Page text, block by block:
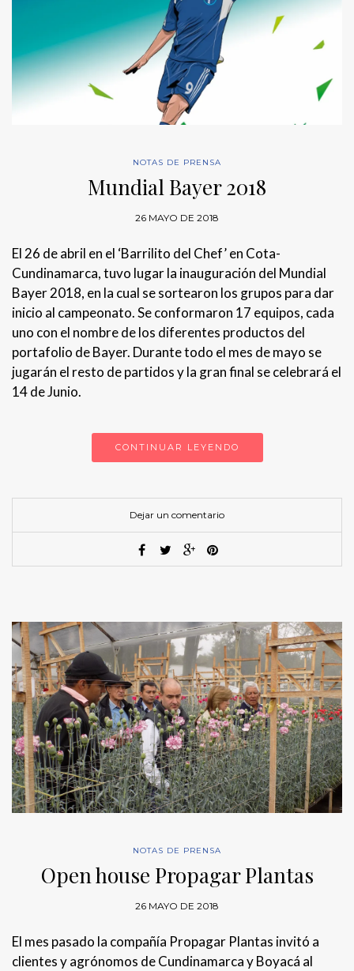
NOTAS DE PRENSA
Mundial Bayer 2018
26 MAYO DE 2018
El 26 de abril en el ‘Barrilito del Chef’ en Cota-
Cundinamarca, tuvo lugar la inauguración del Mundial
Bayer 2018, en la cual se sortearon los grupos para dar
inicio al campeonato. Se conformaron 17 equipos, cada
uno con el nombre de los diferentes productos del
portafolio de Bayer. Durante todo el mes de mayo se
jugarán el resto de partidos y la gran final se celebrará el
14 de Junio.
CONTINUAR LEYENDO
Dejar un comentario
NOTAS DE PRENSA
Open house Propagar Plantas
26 MAYO DE 2018
El mes pasado la compañía Propagar Plantas invitó a
clientes y agrónomos de Cundinamarca y Boyacá al